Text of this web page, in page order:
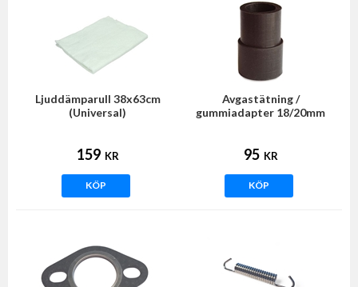
Ljuddämparull 38x63cm
(Universal)
159 KR
KÖP
Avgastätning /
gummiadapter 18/20mm
95 KR
KÖP